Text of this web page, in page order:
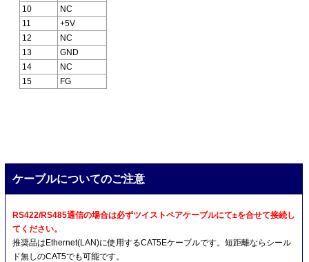
10
NC
11
+5V
12
NC
13
GND
14
NC
15
FG
ケーブルについてのご注意
RS422/RS485通信の場合は必ずツイストペアケーブルにて±を合せて接続し
てください。
推奨品はEthernet(LAN)に使用するCAT5Eケーブルです。短距離ならシール
ド無しのCAT5でも可能です。